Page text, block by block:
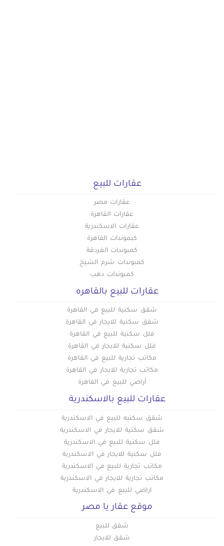
عقارات للبيع
عقارات مصر
عقارات القاهرة
عقارات الاسكندرية
كبموندات القاهرة
كمبوندات الغردقة
كمبوندات شرم الشيخ
كمبوندات دهب
عقارات للبيع بالقاهره
شقق سكنية للبيع في القاهرة
شقق سكنية للايجار في القاهرة
فلل سكنية للبيع في القاهرة
فلل سكنية للايجار في القاهرة
مكاتب تجارية للبيع في القاهرة
مكاتب تجارية للايجار في القاهرة
أراضي للبيع في القاهرة
عقارات للبيع بالاسكندرية
شقق سكنيه للبيع في الاسكندرية
شقق سكنية للايجار في الاسكندرية
فلل سكنية للبيع في الاسكندرية
فلل سكنية للايجار في الاسكندرية
مكاتب تجارية للبيع في الاسكندرية
مكاتب تجارية للايجار في الاسكندرية
اراضي للبيع في الاسكندرية
موقع عقار يا مصر
شقق للبيع
شقق للايجار